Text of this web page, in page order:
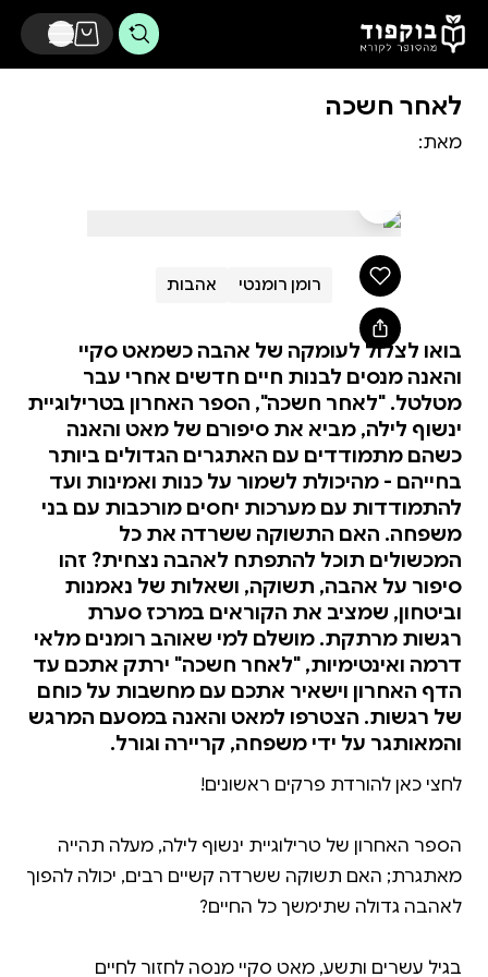
דלג לתוכן הראשי
לאחר חשכה
מאת:
רומן רומנטי אהבות
בואו לצלול לעומקה של אהבה כשמאט סקיי
והאנה מנסים לבנות חיים חדשים אחרי עבר
מטלטל. "לאחר חשכה", הספר האחרון בטרילוגיית
ינשוף לילה, מביא את סיפורם של מאט והאנה
כשהם מתמודדים עם האתגרים הגדולים ביותר
בחייהם - מהיכולת לשמור על כנות ואמינות ועד
להתמודדות עם מערכות יחסים מורכבות עם בני
משפחה. האם התשוקה ששרדה את כל
המכשולים תוכל להתפתח לאהבה נצחית? זהו
סיפור על אהבה, תשוקה, ושאלות של נאמנות
וביטחון, שמציב את הקוראים במרכז סערת
רגשות מרתקת. מושלם למי שאוהב רומנים מלאי
דרמה ואינטימיות, "לאחר חשכה" ירתק אתכם עד
הדף האחרון וישאיר אתכם עם מחשבות על כוחם
של רגשות. הצטרפו למאט והאנה במסעם המרגש
והמאותגר על ידי משפחה, קריירה וגורל.
הספר האחרון של טרילוגיית ינשוף לילה, מעלה תהייה
מאתגרת; האם תשוקה ששרדה קשיים רבים, יכולה להפוך
בגיל עשרים ותשע, מאט סקיי מנסה לחזור לחיים